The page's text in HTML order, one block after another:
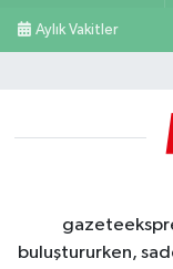
Aylık Vakitler
buluştururken,